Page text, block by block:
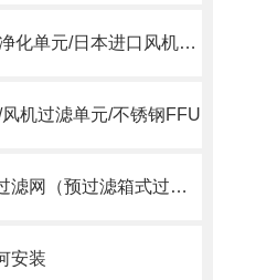
MAC系列小型净化单元/日本进口风机单元/MAC风机
机过滤单元/不锈钢FFU
中效箱式空气过滤网（预过滤箱式过滤器）
安装